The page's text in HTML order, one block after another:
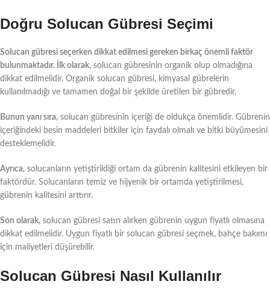
Doğru Solucan Gübresi Seçimi
Solucan gübresi seçerken dikkat edilmesi gereken birkaç önemli faktör
bulunmaktadır. İlk olarak, solucan gübresinin organik olup olmadığına
dikkat edilmelidir. Organik solucan gübresi, kimyasal gübrelerin
kullanılmadığı ve tamamen doğal bir şekilde üretilen bir gübredir.
Bunun yanı sıra, solucan gübresinin içeriği de oldukça önemlidir. Gübrenin
içeriğindeki besin maddeleri bitkiler için faydalı olmalı ve bitki büyümesini
desteklemelidir.
Ayrıca, solucanların yetiştirildiği ortam da gübrenin kalitesini etkileyen bir
faktördür. Solucanların temiz ve hijyenik bir ortamda yetiştirilmesi,
gübrenin kalitesini arttırır.
Son olarak, solucan gübresi satın alırken gübrenin uygun fiyatlı olmasına
dikkat edilmelidir. Uygun fiyatlı bir solucan gübresi seçmek, bahçe bakımı
için maliyetleri düşürebilir.
Solucan Gübresi Nasıl Kullanılır